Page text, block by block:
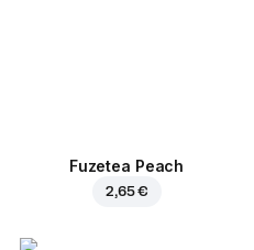
Fuzetea Peach
2,65 €